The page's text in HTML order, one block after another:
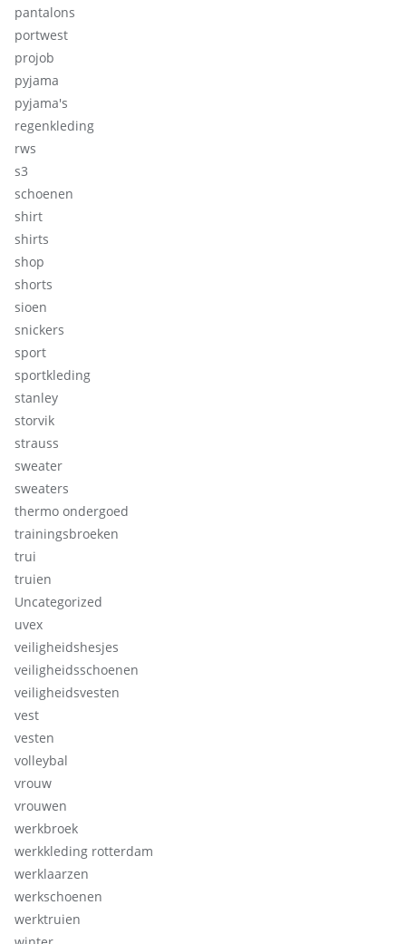
pantalons
portwest
projob
pyjama
pyjama's
regenkleding
rws
s3
schoenen
shirt
shirts
shop
shorts
sioen
snickers
sport
sportkleding
stanley
storvik
strauss
sweater
sweaters
thermo ondergoed
trainingsbroeken
trui
truien
Uncategorized
uvex
veiligheidshesjes
veiligheidsschoenen
veiligheidsvesten
vest
vesten
volleybal
vrouw
vrouwen
werkbroek
werkkleding rotterdam
werklaarzen
werkschoenen
werktruien